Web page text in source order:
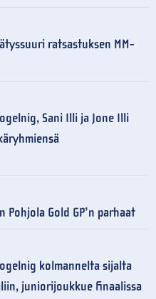
ratsastuksen MM-
Sani Illi ja Jone Illi
Pohjola Gold GP’n parhaat
kolmannelta sijalta
juniorijoukkue finaalissa